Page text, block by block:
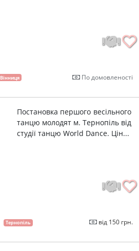
Вінниця По домовленості
Постановка першого весільного
танцю молодят м. Тернопіль від
студії танцю World Dance. Цін...
Тернопіль від 150 грн.